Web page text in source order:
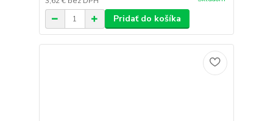
Pridať do košíka